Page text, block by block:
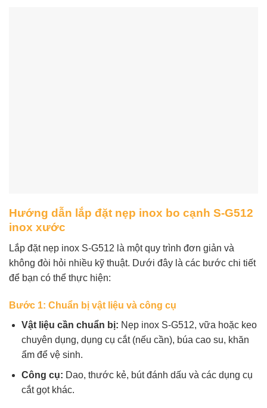
Hướng dẫn lắp đặt nẹp inox bo cạnh S-G512
inox xước
Lắp đặt nẹp inox S-G512 là một quy trình đơn giản và
không đòi hỏi nhiều kỹ thuật. Dưới đây là các bước chi tiết
để bạn có thể thực hiện:
Bước 1: Chuẩn bị vật liệu và công cụ
Vật liệu cần chuẩn bị: Nẹp inox S-G512, vữa hoặc keo
chuyên dụng, dụng cụ cắt (nếu cần), búa cao su, khăn
ẩm để vệ sinh.
Công cụ: Dao, thước kẻ, bút đánh dấu và các dụng cụ
cắt gọt khác.